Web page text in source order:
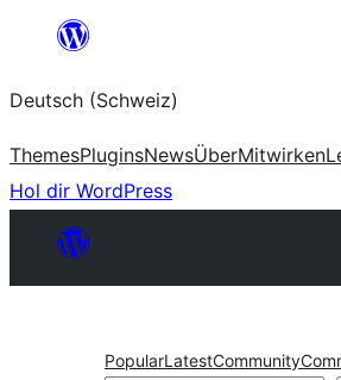
springen
Deutsch (Schweiz)
ThemesPluginsNewsÜberMitwirken
Hol dir WordPress
PopularLatestCommunity